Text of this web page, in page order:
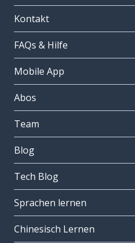
Kontakt
FAQs & Hilfe
Mobile App
Abos
Team
Blog
Tech Blog
Sprachen lernen
Chinesisch Lernen